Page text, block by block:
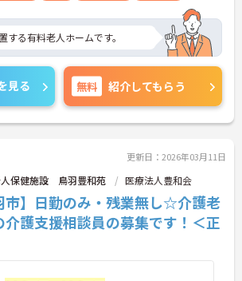
する有料老人ホームです。
見る 無料 紹介してもらう
更新日：2026年03月11日
保健施設 鳥羽豊和苑 医療法人豊和会
市】日勤のみ・残業無し☆介護老
護支援相談員の募集です！＜正